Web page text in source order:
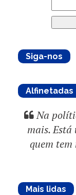
Siga-nos
Alfinetadas
Na
mais.
quem
Mais lidas